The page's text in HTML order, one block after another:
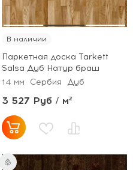
В наличии
Паркетная доска Tarkett
Salsa Дуб Натур браш
14 мм
Сербия Дуб
3 527 Руб / м²